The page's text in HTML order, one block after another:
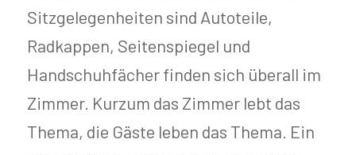
Sitzgelegenheiten sind Autoteile,
Radkappen, Seitenspiegel und
Handschuhfächer finden sich überall im
Zimmer. Kurzum das Zimmer lebt das
Thema, die Gäste leben das Thema. Ein